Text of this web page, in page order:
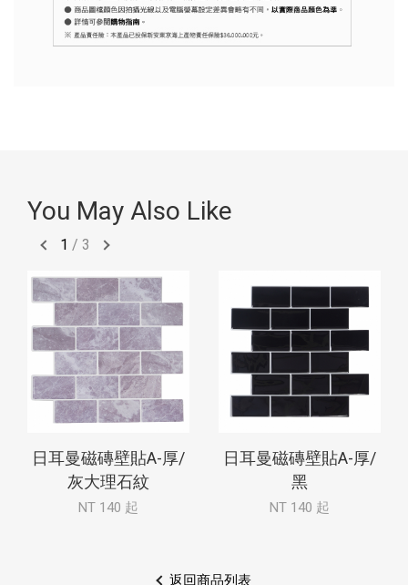
You May Also Like
1 / 3
日耳曼磁磚壁貼A-厚/
灰大理石紋
NT 140 起
日耳曼磁磚壁貼A-厚/
黑
NT 140 起
返回商品列表